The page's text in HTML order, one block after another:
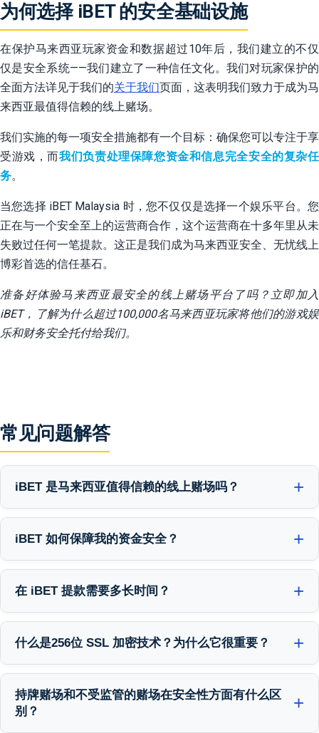
为何选择 iBET 的安全基础设施
在保护马来西亚玩家资金和数据超过10年后，我们建立的不仅
仅是安全系统——我们建立了一种信任文化。我们对玩家保护的
全面方法详见于我们的关于我们页面，这表明我们致力于成为马
来西亚最值得信赖的线上赌场。
我们实施的每一项安全措施都有一个目标：确保您可以专注于享
受游戏，而我们负责处理保障您资金和信息完全安全的复杂任
务。
当您选择 iBET Malaysia 时，您不仅仅是选择一个娱乐平台。您
正在与一个安全至上的运营商合作，这个运营商在十多年里从未
失败过任何一笔提款。这正是我们成为马来西亚安全、无忧线上
博彩首选的信任基石。
准备好体验马来西亚最安全的线上赌场平台了吗？立即加入
iBET，了解为什么超过100,000名马来西亚玩家将他们的游戏娱
乐和财务安全托付给我们。
常见问题解答
iBET 是马来西亚值得信赖的线上赌场吗？
当然。iBET 是一家备受马来西亚玩家信赖的线上赌场，超过10年的
持续运营和完美的支付记录证明了这一点。我们的平台由马耳他博
全球玩家保护标准。自2014年以来，我们已成功处理超过500,000笔
提款，无一失败。根据我们的经验，官方监管和完美运营历史的结
iBET 如何保障我的资金安全？
我们通过将所有玩家存款存放在独立的银行账户中来保障您的资金
安全，这些账户与我们公司的运营资金完全分开。您可以把它想象
合。这是一项严格的监管要求，确保您的资金始终受到保护并可随
时提取。我们还与 Maybank 和 CIMB 等马来西亚主要银行合作，并
在 iBET 提款需要多长时间？
在 iBET 提款非常快，对于已验证的账户通常只需15-30分钟。我们
通过一个高效的系统实现了这一点，该系统结合了自动安全检查和
款请求都在当天完成。经过十年对流程的不断完善，我们提供了马
来西亚最快、最可靠的支付服务之一。
什么是256位 SSL 加密技术？为什么它很重要？
256位 SSL 加密是一种军事级别的安全技术，它会对您的设备（如
手机或电脑）和我们服务器之间发送的所有数据进行加密。这使得
任何试图拦截信息的人都无法读取这些信息。这与各大银行用于网
持牌赌场和不受监管的赌场在安全性方面有什么区
别？